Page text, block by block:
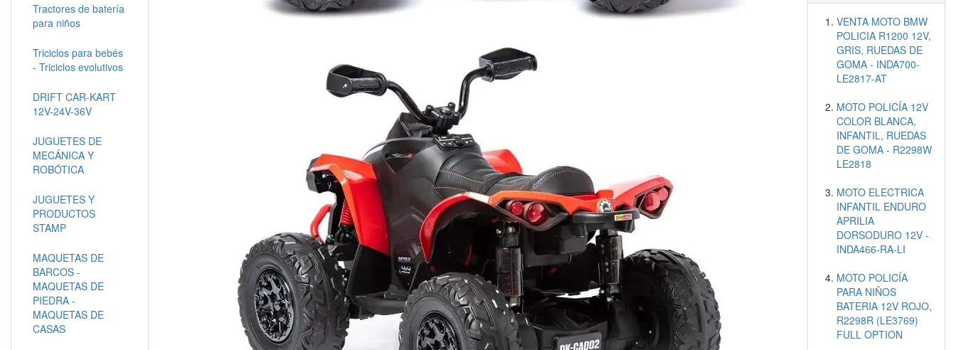
Tractores de batería
para niños
Triciclos para bebés
- Triciclos evolutivos
DRIFT CAR-KART
12V-24V-36V
JUGUETES DE
MECÁNICA Y
ROBÓTICA
JUGUETES Y
PRODUCTOS
STAMP
MAQUETAS DE
BARCOS -
MAQUETAS DE
PIEDRA -
MAQUETAS DE
CASAS
VENTA MOTO BMW
POLICIA R1200 12V,
GRIS, RUEDAS DE
GOMA - INDA700-
LE2817-AT
MOTO POLICÍA 12V
COLOR BLANCA,
INFANTIL, RUEDAS
DE GOMA - R2298W
LE2818
MOTO ELECTRICA
INFANTIL ENDURO
APRILIA
DORSODURO 12V -
INDA466-RA-LI
MOTO POLICÍA
PARA NIÑOS
BATERIA 12V ROJO,
R2298R (LE3769)
FULL OPTION